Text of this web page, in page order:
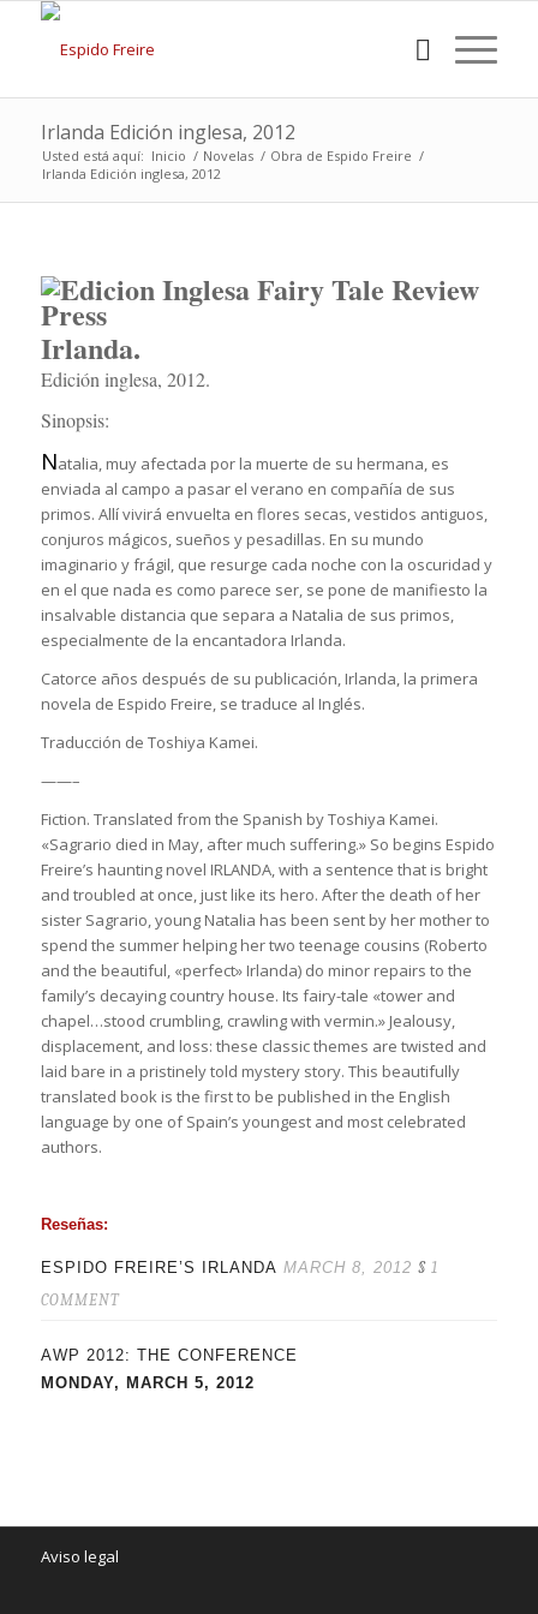
Irlanda Edición inglesa, 2012
Usted está aquí: Inicio / Novelas / Obra de Espido Freire /
Irlanda Edición inglesa, 2012
Irlanda.
Edición inglesa, 2012.
Sinopsis:
Natalia, muy afectada por la muerte de su hermana, es
enviada al campo a pasar el verano en compañía de sus
primos. Allí vivirá envuelta en flores secas, vestidos antiguos,
conjuros mágicos, sueños y pesadillas. En su mundo
imaginario y frágil, que resurge cada noche con la oscuridad y
en el que nada es como parece ser, se pone de manifiesto la
insalvable distancia que separa a Natalia de sus primos,
especialmente de la encantadora Irlanda.
Catorce años después de su publicación, Irlanda, la primera
novela de Espido Freire, se traduce al Inglés.
Traducción de Toshiya Kamei.
——–
Fiction. Translated from the Spanish by Toshiya Kamei.
«Sagrario died in May, after much suffering.» So begins Espido
Freire’s haunting novel IRLANDA, with a sentence that is bright
and troubled at once, just like its hero. After the death of her
sister Sagrario, young Natalia has been sent by her mother to
spend the summer helping her two teenage cousins (Roberto
and the beautiful, «perfect» Irlanda) do minor repairs to the
family’s decaying country house. Its fairy-tale «tower and
chapel…stood crumbling, crawling with vermin.» Jealousy,
displacement, and loss: these classic themes are twisted and
laid bare in a pristinely told mystery story. This beautifully
translated book is the first to be published in the English
language by one of Spain’s youngest and most celebrated
authors.
Reseñas:
ESPIDO FREIRE’S IRLANDA MARCH 8, 2012 § 1
COMMENT
AWP 2012: THE CONFERENCE
MONDAY, MARCH 5, 2012
Aviso legal